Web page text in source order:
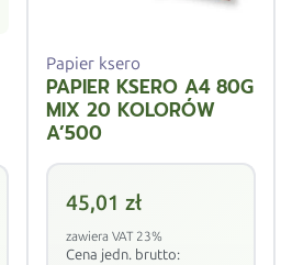
Papier ksero
PAPIER KSERO A4 80G
MIX 20 KOLORÓW
A’500
45,01 zł
zawiera VAT 23%
Cena jedn. brutto: